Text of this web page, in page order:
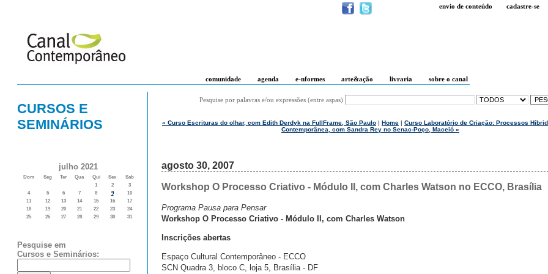
envio de conteúdo cadastre-se
comunidade agenda e-nformes arte&ação livraria sobre o canal
CURSOS E
SEMINÁRIOS
julho 2021
Dom Seg Ter Qua Qui Sex
Sab
1
2
3
4
5 6 7 8 9
10
11
12 13 14 15 16
17
18
19 20 21 22 23
24
25
26 27 28 29 30 31
Pesquise em
Cursos e Seminários:
Pesquise por palavras e/ou expressões (entre aspas)
« Curso Escrituras do olhar, com Edith Derdyk na FullFrame, São Paulo | Home | Curso Laboratório de Criação: Processos
Contemporânea, com Sandra Rey no Senac-Poço, Maceió »
agosto 30, 2007
Workshop O Processo Criativo - Módulo II, com Charles Watson no ECCO, Brasília
Programa Pausa para Pensar
Workshop O Processo Criativo - Módulo II, com Charles Watson
Inscrições abertas
Espaço Cultural Contemporâneo - ECCO
SCN Quadra 3, bloco C, loja 5, Brasília - DF